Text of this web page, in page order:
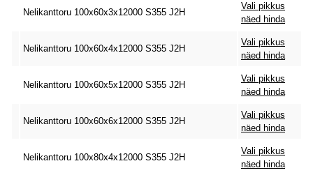
Nelikanttoru 100x60x3x12000 S355 J2H
Vali pikkus
näed hinda
Nelikanttoru 100x60x4x12000 S355 J2H
Vali pikkus
näed hinda
Nelikanttoru 100x60x5x12000 S355 J2H
Vali pikkus
näed hinda
Nelikanttoru 100x60x6x12000 S355 J2H
Vali pikkus
näed hinda
Nelikanttoru 100x80x4x12000 S355 J2H
Vali pikkus
näed hinda